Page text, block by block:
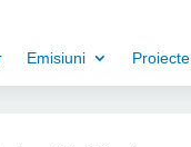
Emisiuni Proiecte